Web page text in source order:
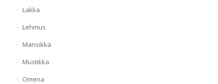
Lakka
Lehmus
Mansikka
Mustikka
Omena